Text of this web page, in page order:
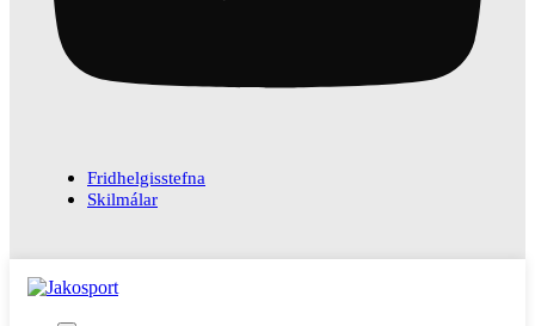
Fridhelgisstefna
Skilmálar